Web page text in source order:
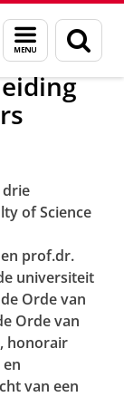
Menu
en
zoeken
Nieuws
drie
of Science
prof.dr.
universiteit
Orde van
Orde van
honorair
van een